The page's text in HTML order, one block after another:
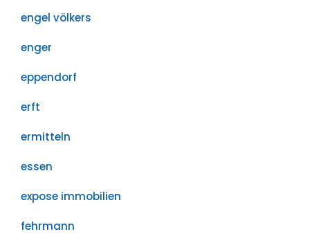
engel völkers
enger
eppendorf
erft
ermitteln
essen
expose immobilien
fehrmann